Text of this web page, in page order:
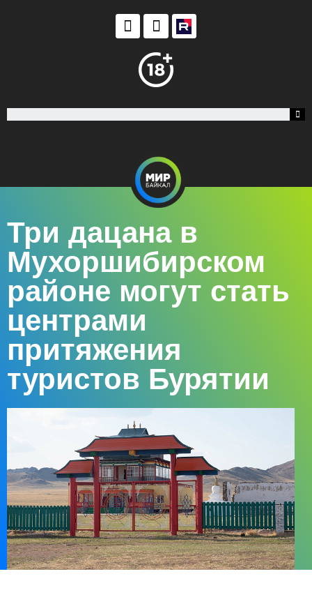
Три дацана в
Мухоршибирском
районе могут стать
центрами
притяжения
туристов Бурятии